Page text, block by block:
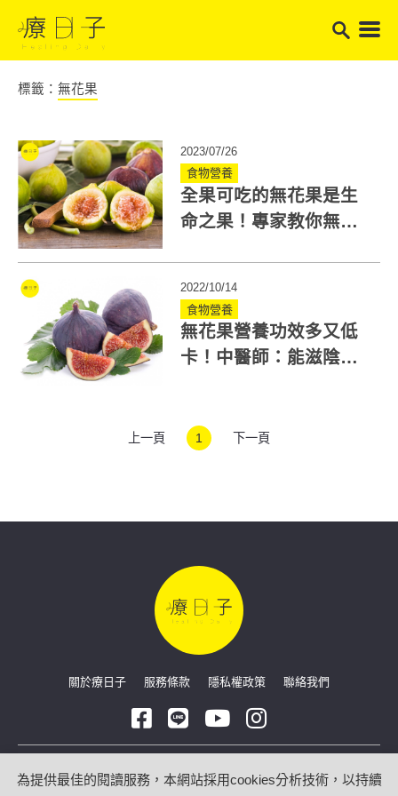
標籤： 無花果
2023/07/26
食物營養
全果可吃的無花果是生
命之果！專家教你無花
2022/10/14
食物營養
無花果營養功效多又低
卡！中醫師：能滋陰潤
上一頁 1 下一頁
關於療日子 服務條款 隱私權政策 聯絡我們
Copyright © 2026 療日子 HealingDaily
為提供最佳的閱讀服務，本網站採用cookies分析技術，以持續